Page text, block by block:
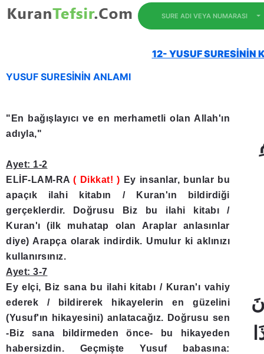
SURE ADI VEYA NUMARASI
12- YUSUF SURESİNİN
YUSUF SURESİNİN ANLAMI
"En bağışlayıcı ve en merhametli olan Allah'ın
adıyla,"
Ayet: 1-2
ELİF-LAM-RA( Dikkat! ) Ey insanlar, bunlar bu
apaçık ilahi kitabın / Kuran'ın bildirdiği
gerçeklerdir. Doğrusu Biz bu ilahi kitabı /
Kuran'ı (ilk muhatap olan Araplar anlasınlar
diye) Arapça olarak indirdik. Umulur ki aklınızı
kullanırsınız.
Ayet: 3-7
Ey elçi, Biz sana bu ilahi kitabı / Kuran'ı vahiy
ederek / bildirerek hikayelerin en güzelini
(Yusuf'ın hikayesini) anlatacağız. Doğrusu sen
-Biz sana bildirmeden önce- bu hikayeden
habersizdin. Geçmişte Yusuf babasına: